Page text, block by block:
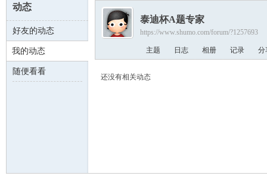
数 ›
动态
好友的动态
我的动态
随便看看
泰迪杯A题专家
https://www.shumo.com/forum/?1257693
主题 日志 相册 记录 分
还没有相关动态